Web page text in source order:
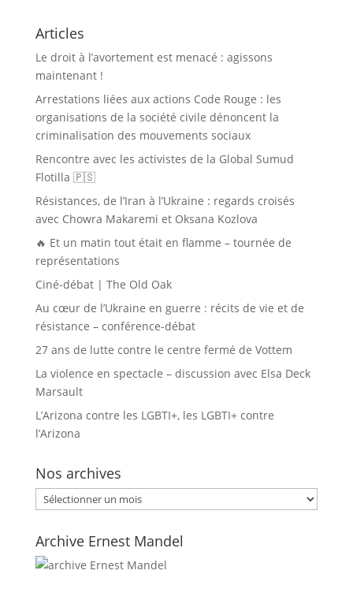
Articles
Le droit à l’avortement est menacé : agissons
maintenant !
Arrestations liées aux actions Code Rouge : les
organisations de la société civile dénoncent la
criminalisation des mouvements sociaux
Rencontre avec les activistes de la Global Sumud
Flotilla 🇵🇸
Résistances, de l’Iran à l’Ukraine : regards croisés
avec Chowra Makaremi et Oksana Kozlova
🔥 Et un matin tout était en flamme – tournée de
représentations
Ciné-débat | The Old Oak
Au cœur de l’Ukraine en guerre : récits de vie et de
résistance – conférence-débat
27 ans de lutte contre le centre fermé de Vottem
La violence en spectacle – discussion avec Elsa Deck
Marsault
L’Arizona contre les LGBTI+, les LGBTI+ contre
l’Arizona
Nos archives
Nos
archives
Archive Ernest Mandel